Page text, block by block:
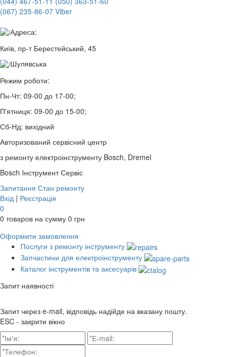
(067) 235-86-07 Viber
Адреса:
Київ, пр-т Берестейський, 45
Шулявська
Режим роботи:
Пн-Чт: 09-00 до 17-00;
П'ятниця: 09-00 до 15-00;
Сб-Нд: вихідний
Авторизований сервісний центр
з ремонту електроінструменту Bosch, Dremel
Bosch Інструмент Сервіс
Запитання Стан ремонту
Вхід | Реєстрація
0
0 товаров на сумму 0 грн
Оформити замовлення
Послуги з ремонту інструменту
Запчастини для електроінструменту
Каталог інструментів та аксесуарів
Запит наявності
Запит через e-mail, відповідь надійде на вказану пошту.
ESC - закрити вікно